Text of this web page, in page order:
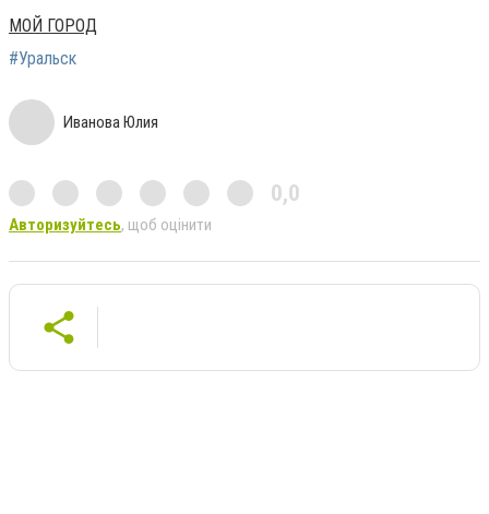
МОЙ ГОРОД
#Уральск
Иванова Юлия
0,0
Авторизуйтесь, щоб оцінити